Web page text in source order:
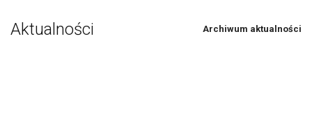
Aktualności Archiwum aktualności